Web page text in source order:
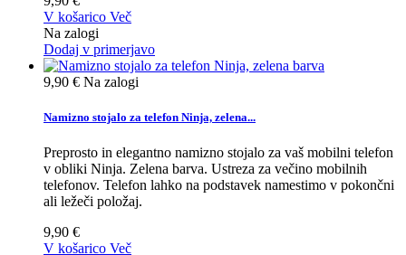
V košarico Več
Na zalogi
Dodaj v primerjavo
9,90 € Na zalogi
Namizno stojalo za telefon Ninja, zelena...
Preprosto in elegantno namizno stojalo za vaš mobilni telefon
v obliki Ninja. Zelena barva. Ustreza za večino mobilnih
telefonov. Telefon lahko na podstavek namestimo v pokončni
ali ležeči položaj.
9,90 €
V košarico Več